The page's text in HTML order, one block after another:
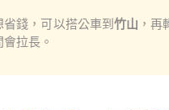
錢，可以搭公車到 竹山 ，
拉長。